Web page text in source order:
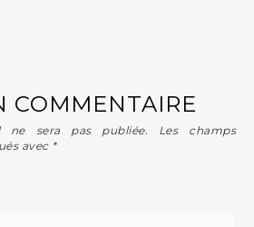
COMMENTAIRE
ne sera pas publiée.
Les champs
avec *